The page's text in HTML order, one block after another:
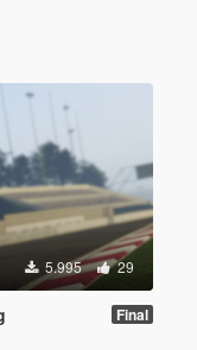
5.995 29
Final